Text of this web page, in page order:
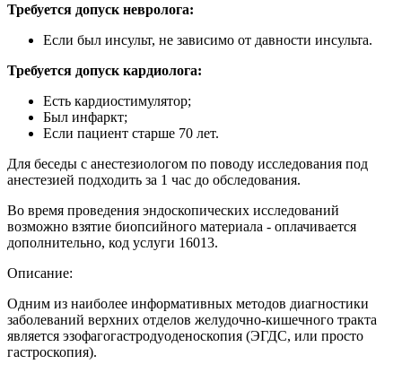
Требуется допуск невролога:
Если был инсульт, не зависимо от давности инсульта.
Требуется допуск кардиолога:
Есть кардиостимулятор;
Был инфаркт;
Если пациент старше 70 лет.
Для беседы с анестезиологом по поводу исследования под
анестезией подходить за 1 час до обследования.
Во время проведения эндоскопических исследований
возможно взятие биопсийного материала - оплачивается
дополнительно, код услуги 16013.
Описание:
Одним из наиболее информативных методов диагностики
заболеваний верхних отделов желудочно-кишечного тракта
является эзофагогастродуоденоскопия (ЭГДС, или просто
гастроскопия).